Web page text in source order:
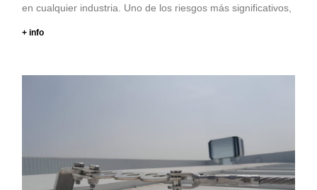
en cualquier industria. Uno de los riesgos más significativos,
+ info